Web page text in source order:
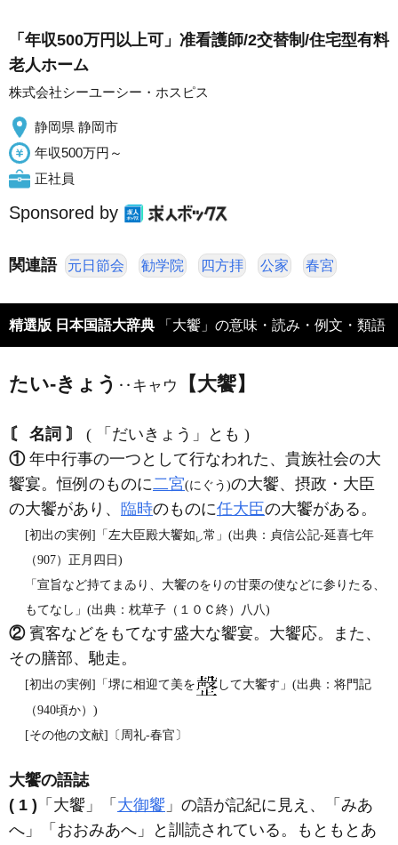
「年収500万円以上可」准看護師/2交替制/住宅型有料
老人ホーム
株式会社シーユーシー・ホスピス
静岡県 静岡市
年収500万円～
正社員
Sponsored by
関連語 元日節会 勧学院 四方拝 公家 春宮
精選版 日本国語大辞典 「大饗」の意味・読み・例文・類語
たい‐きょう ‥キャウ 【大饗】
〘 名詞 〙
( 「だいきょう」とも )
①年中行事の一つとして行なわれた、貴族社会の大
饗宴。恒例のものに二宮(にぐう)の大饗、摂政・大臣
の大饗があり、 臨時のものに任大臣の大饗がある。
[初出の実例]「左大臣殿大饗如 レ常」(出典：貞信公記‐延喜七年
（907）正月四日)
「宣旨など持てまゐり、大饗のをりの甘栗の使などに参りたる、
もてなし」(出典：枕草子（１０Ｃ終）八八)
②賓客などをもてなす盛大な饗宴。大饗応。また、
その膳部、馳走。
[初出の実例]「堺に相迎て美を
して大饗す」(出典：将門記
（940頃か）)
[その他の文献]〔周礼‐春官〕
大饗の語誌
( 1 ) 「大饗」「 大御饗 」の語が記紀に見え、「みあ
へ」「おおみあへ」と訓読されている。もともとあ